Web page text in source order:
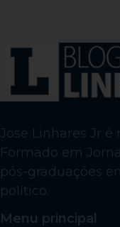
Jose Linhares Jr é
Formado em
pós-graduações
político.
Menu principal